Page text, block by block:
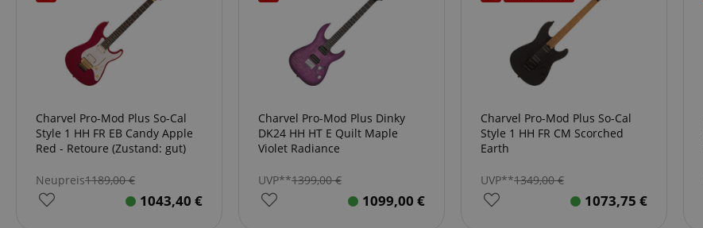
Charvel Pro-Mod Plus So-Cal
Style 1 HH FR EB Candy Apple
Red - Retoure (Zustand: gut)
Neupreis1189,00€
1043,40 €
Charvel Pro-Mod Plus Dinky
DK24 HH HT E Quilt Maple
Violet Radiance
UVP**1399,00€
1099,00 €
Charvel Pro-Mod Plus So-Cal
Style 1 HH FR CM Scorched
Earth
UVP**1349,00€
1073,75 €